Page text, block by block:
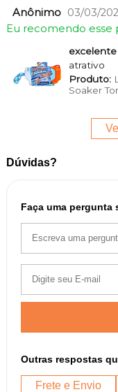
Anônimo 03/03/
Eu recomendo esse
excelente
atrativo
Produto:
Soaker
Dúvidas?
Faça uma pergunta
Outras respostas
Frete e Envio